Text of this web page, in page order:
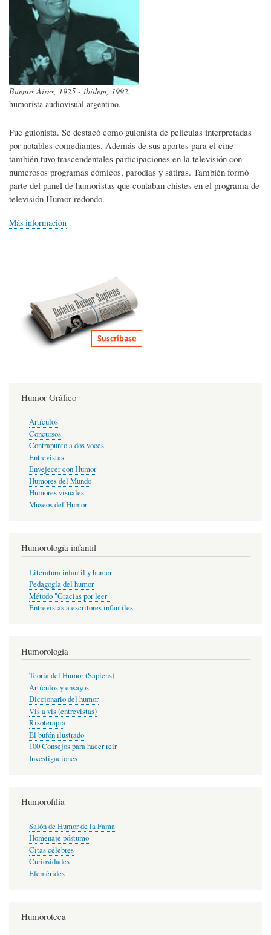
Buenos Aires, 1925 - ibídem, 1992.
humorista audiovisual argentino.
Fue guionista. Se destacó como guionista de películas interpretadas
por notables comediantes. Además de sus aportes para el cine
también tuvo trascendentales participaciones en la televisión con
numerosos programas cómicos, parodias y sátiras. También formó
parte del panel de humoristas que contaban chistes en el programa de
televisión Humor redondo.
Más información
Humor Gráfico
Artículos
Concursos
Contrapunto a dos voces
Entrevistas
Envejecer con Humor
Humores del Mundo
Humores visuales
Museos del Humor
Humorología infantil
Literatura infantil y humor
Pedagogía del humor
Método "Gracias por leer"
Entrevistas a escritores infantiles
Humorología
Teoría del Humor (Sapiens)
Artículos y ensayos
Diccionario del humor
Vis a vis (entrevistas)
Risoterapia
El bufón ilustrado
100 Consejos para hacer reír
Investigaciones
Humorofilia
Salón de Humor de la Fama
Homenaje póstumo
Citas célebres
Curiosidades
Efemérides
Humoroteca